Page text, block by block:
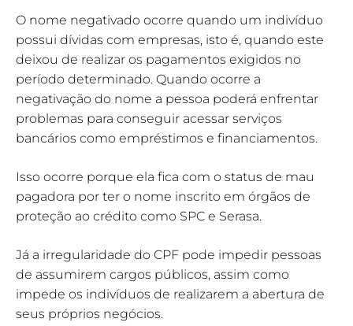
O nome negativado ocorre quando um indivíduo
possui dívidas com empresas, isto é, quando este
deixou de realizar os pagamentos exigidos no
período determinado. Quando ocorre a
negativação do nome a pessoa poderá enfrentar
problemas para conseguir acessar serviços
bancários como empréstimos e financiamentos.
Isso ocorre porque ela fica com o status de mau
pagadora por ter o nome inscrito em órgãos de
proteção ao crédito como SPC e Serasa.
Já a irregularidade do CPF pode impedir pessoas
de assumirem cargos públicos, assim como
impede os indivíduos de realizarem a abertura de
seus próprios negócios.